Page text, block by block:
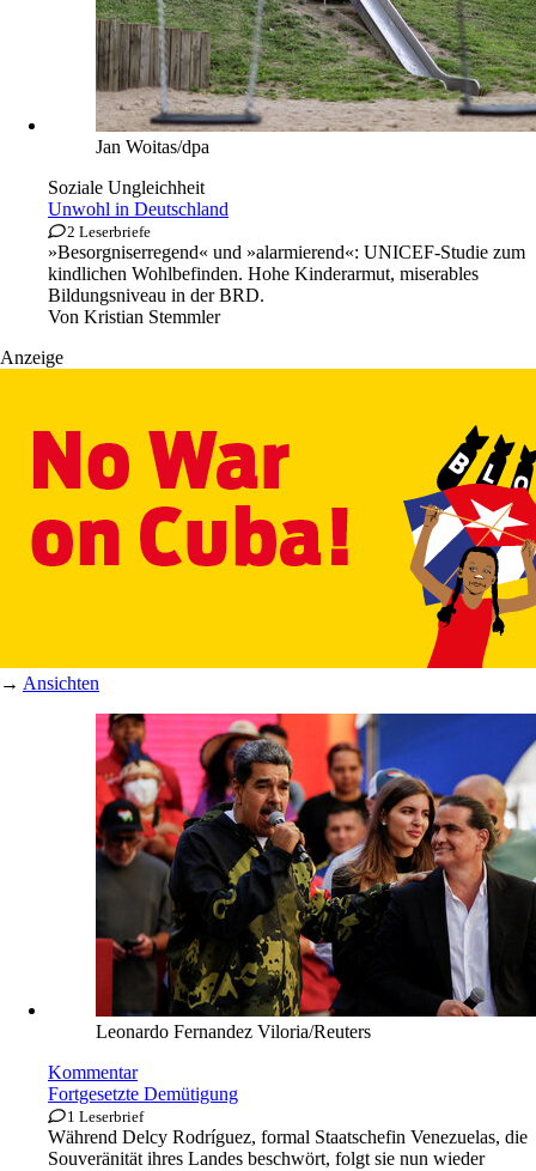
Jan Woitas/dpa
Soziale Ungleichheit
Unwohl in Deutschland
2 Leserbriefe
»Besorgniserregend« und »alarmierend«: UNICEF-Studie zum
kindlichen Wohlbefinden. Hohe Kinderarmut, miserables
Bildungsniveau in der BRD.
Von Kristian Stemmler
Anzeige
→ Ansichten
Leonardo Fernandez Viloria/Reuters
Kommentar
Fortgesetzte Demütigung
1 Leserbrief
Während Delcy Rodríguez, formal Staatschefin Venezuelas, die
Souveränität ihres Landes beschwört, folgt sie nun wieder